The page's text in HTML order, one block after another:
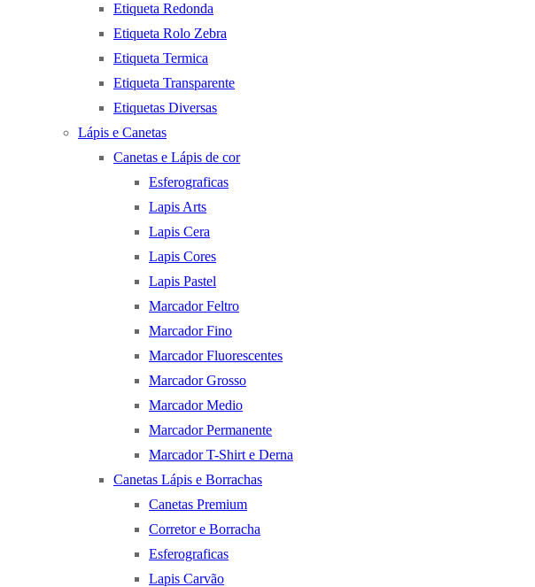
Etiqueta Redonda
Etiqueta Rolo Zebra
Etiqueta Termica
Etiqueta Transparente
Etiquetas Diversas
Lápis e Canetas
Canetas e Lápis de cor
Esferograficas
Lapis Arts
Lapis Cera
Lapis Cores
Lapis Pastel
Marcador Feltro
Marcador Fino
Marcador Fluorescentes
Marcador Grosso
Marcador Medio
Marcador Permanente
Marcador T-Shirt e Derna
Canetas Lápis e Borrachas
Canetas Premium
Corretor e Borracha
Esferograficas
Lapis Carvão